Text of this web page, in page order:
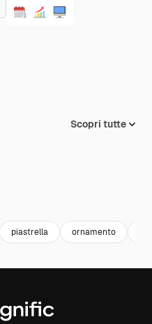
Scopri tutte
piastrella ornamento